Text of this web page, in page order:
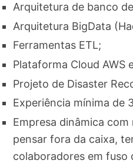
Arquitetura de banco
Arquitetura BigData
Ferramentas ETL;
Plataforma Cloud AWS
Projeto de Disaster
Experiência mínima de
Empresa dinâmica
pensar fora da caixa,
colaboradores em fuso